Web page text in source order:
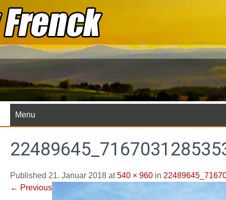
Skip
to
content
Menu
Published 21. Januar 2018 at540 × 960 in
← Previous